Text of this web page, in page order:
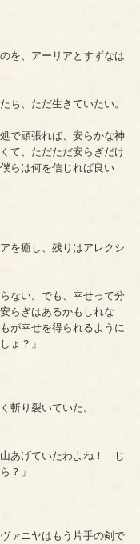
を、アーリアとすずなは
、ただ生きていたい。
で頑張れば、安らかな神
て、ただただ安らぎだけ
らは何を信じれば良い
を癒し、残りはアレクシ
ない。でも、幸せって分
らぎはあるかもしれな
が幸せを得られるように
ょ？」
斬り裂いていた。
あげていたわよね！ じ
？」
ァニヤはもう片手の剣で